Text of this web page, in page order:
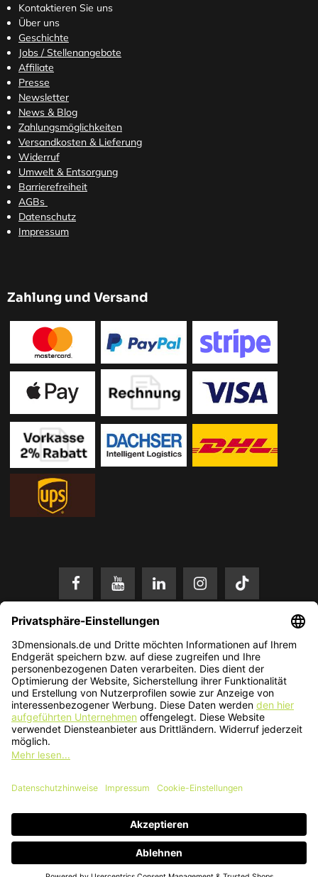
Kontaktieren Sie uns
Über uns
Geschichte
Jobs / Stellenangebote
Affiliate
Presse
Newsletter
News & Blog
Zahlungsmöglichkeiten
Versandkosten & Lieferung
Widerruf
Umwelt & Entsorgung
Barrierefreiheit
AGBs
Datenschutz
Impressum
Zahlung und Versand
* Alle Preise in EUR inkl. gesetzl. Mehrwertsteuer zzgl. Versandkosten.
Änderungen und Irrtümer vorbehalten. Nur solange der Vorrat reicht.
© 2026 3Dmensionals / PONTIALIS GmbH & Co. KG - All Rights Reserved.​
Kundenbewertung